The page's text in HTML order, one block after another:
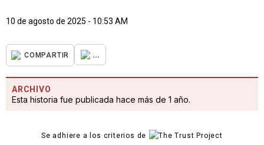
10 de agosto de 2025 - 10:53 AM
COMPARTIR ...
ARCHIVO
Esta historia fue publicada hace más de 1 año.
Se adhiere a los criterios de